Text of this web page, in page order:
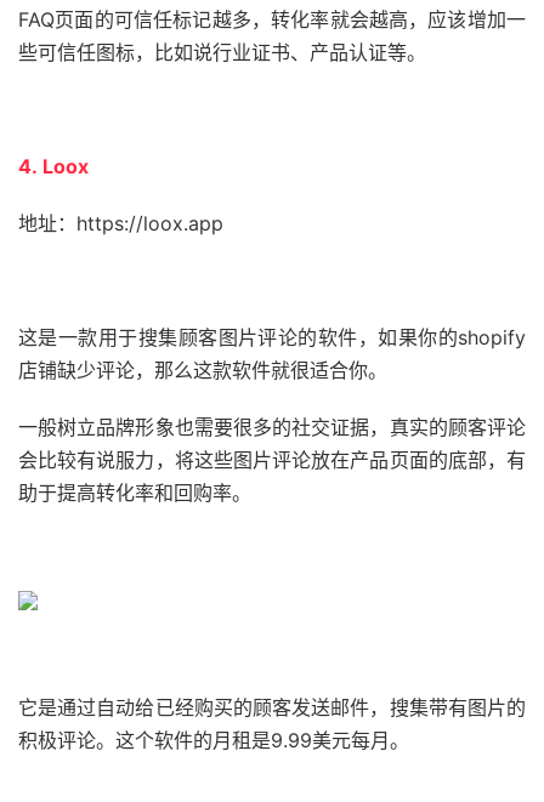
FAQ页面的可信任标记越多，转化率就会越高，应该增加一
些可信任图标，比如说行业证书、产品认证等。
4. Loox
地址：https://loox.app
这是一款用于搜集顾客图片评论的软件，如果你的shopify
店铺缺少评论，那么这款软件就很适合你。
一般树立品牌形象也需要很多的社交证据，真实的顾客评论
会比较有说服力，将这些图片评论放在产品页面的底部，有
助于提高转化率和回购率。
它是通过自动给已经购买的顾客发送邮件，搜集带有图片的
积极评论。这个软件的月租是9.99美元每月。